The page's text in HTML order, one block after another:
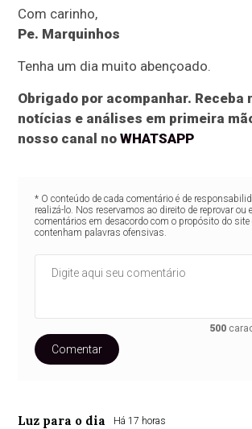
Com carinho,
Pe. Marquinhos
Tenha um dia muito abençoado.
Obrigado por acompanhar. Receba
notícias e análises em primeira
nosso canal noWHATSAPP
* O conteúdo de cada comentário é de
realizá-lo. Nos reservamos ao direito de reprovar ou
comentários em desacordo com o propósito do site
contenham palavras ofensivas.
500
Comentar
Luz para o dia Há 17 horas